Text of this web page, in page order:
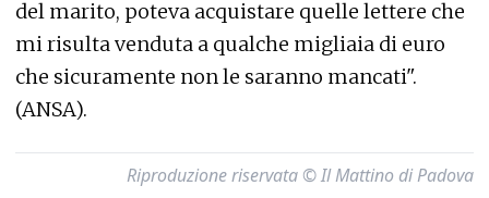
del marito, poteva acquistare quelle lettere che
mi risulta venduta a qualche migliaia di euro
che sicuramente non le saranno mancati".
(ANSA).
Riproduzione riservata © Il Mattino di Padova